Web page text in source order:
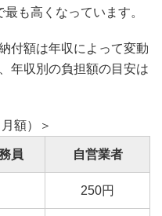
も高くなっています。
付額は年収によって変動
年収別の負担額の目安は
額）＞
員 自営業者
250円